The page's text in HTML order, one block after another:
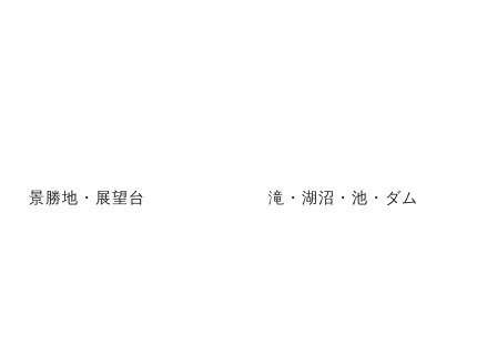
景勝地・展望台 滝・湖沼・池・ダム